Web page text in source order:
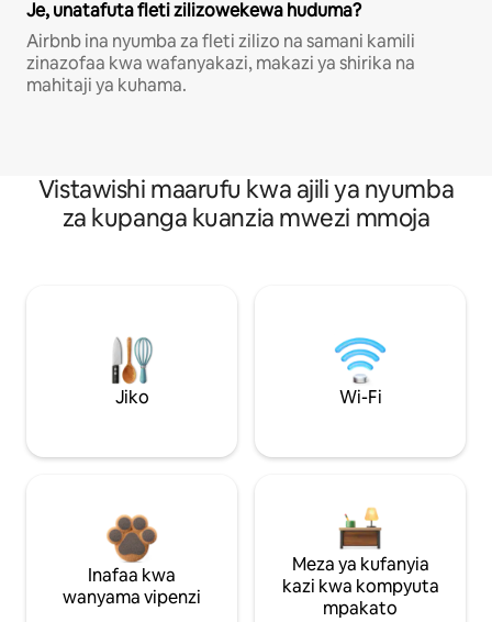
Je, unatafuta fleti zilizowekewa huduma?
Airbnb ina nyumba za fleti zilizo na samani kamili
zinazofaa kwa wafanyakazi, makazi ya shirika na
mahitaji ya kuhama.
Vistawishi maarufu kwa ajili ya nyumba
za kupanga kuanzia mwezi mmoja
Jiko Wi-Fi
Inafaa kwa
wanyama vipenzi
Meza ya kufanyia
kazi kwa kompyuta
mpakato